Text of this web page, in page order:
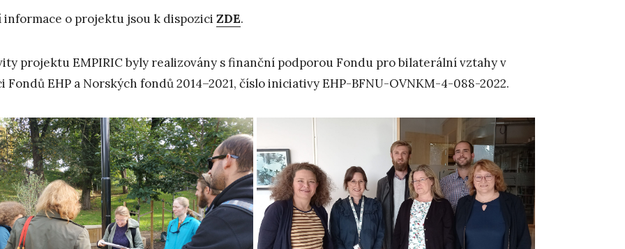
informace o projektu jsou k dispozici ZDE.
projektu EMPIRIC byly realizovány s finanční podporou Fondu pro bilaterální vztahy v
Fondů EHP a Norských fondů 2014–2021, číslo iniciativy EHP-BFNU-OVNKM-4-088-2022.